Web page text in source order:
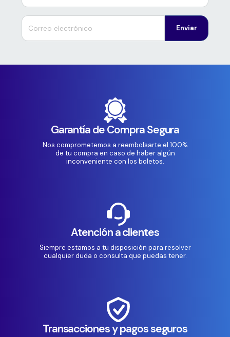
Enviar
Garantía de Compra Segura
Nos comprometemos a reembolsarte el 100%
de tu compra en caso de haber algún
inconveniente con los boletos.
Atención a clientes
Siempre estamos a tu disposición para resolver
cualquier duda o consulta que puedas tener.
Transacciones y pagos seguros